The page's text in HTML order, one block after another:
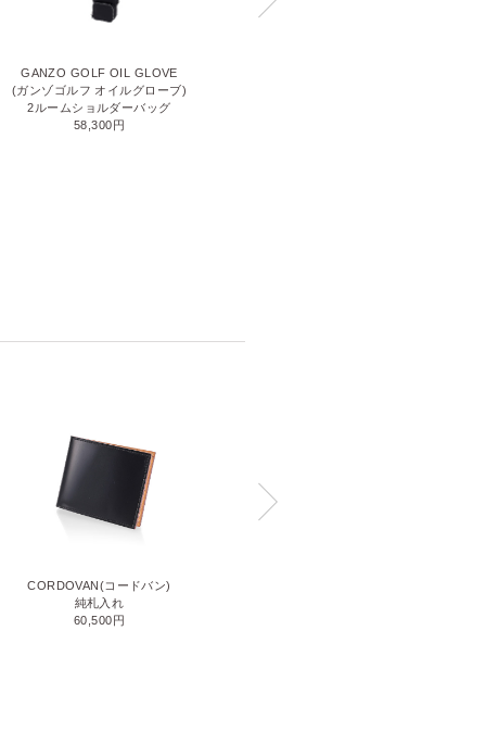
GANZO GOLF OIL GLOVE
(ガンゾゴルフ オイルグローブ)
2ルームショルダーバッグ
58,300円
CORDOVAN(コードバン)
純札入れ
60,500円